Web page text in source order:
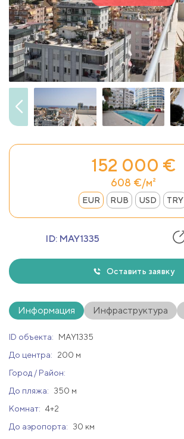
152 000 €
608 €/м²
EUR RUB USD TRY
ID: MAY1335
Оставить заявку
Информация Инфраструктура
ID объекта:
MAY1335
До центра:
200 м
Город / Район:
До пляжа:
350 м
Комнат: 4+2
До аэропорта:
30 км